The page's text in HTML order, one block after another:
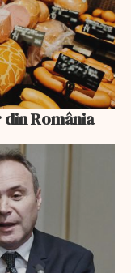
România